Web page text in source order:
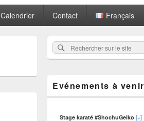
Calendrier Contact Français
Zone
principale
de
barre
Rechercher :
Rechercher
sur
site
Evénements à venir
Stage karaté #ShochuGeiko [+]